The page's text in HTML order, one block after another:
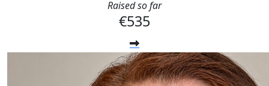
Raised so far
€535